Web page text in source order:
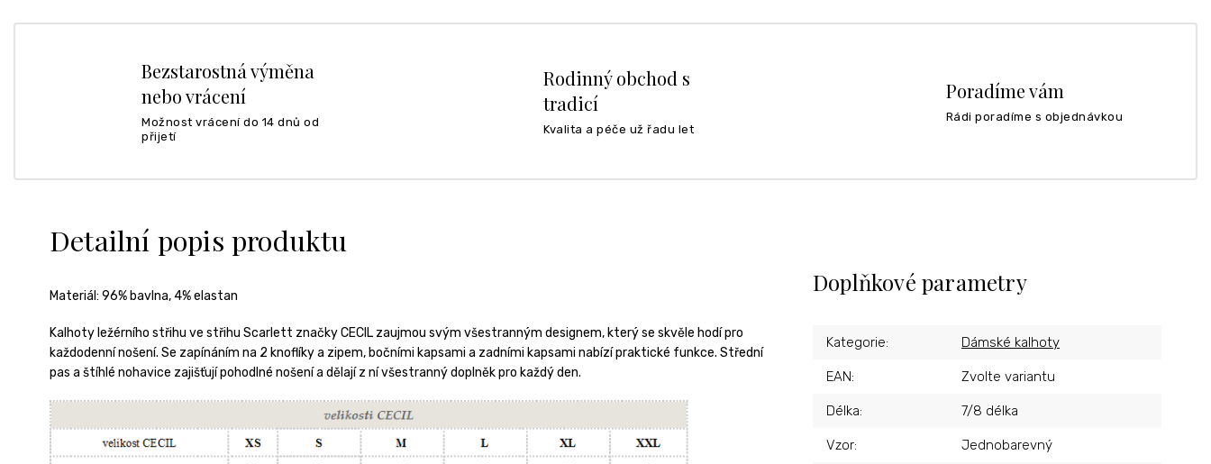
Bezstarostná výměna
nebo vrácení
Možnost vrácení do 14 dnů od
přijetí
Rodinný obchod s
tradicí
Kvalita a péče už řadu let
Poradíme vám
Rádi poradíme s objednávkou
Detailní popis produktu
Materiál: 96% bavlna, 4% elastan
Kalhoty ležérního střihu ve střihu Scarlett značky CECIL zaujmou svým všestranným designem, který se skvěle hodí pro
každodenní nošení. Se zapínáním na 2 knoflíky a zipem, bočními kapsami a zadními kapsami nabízí praktické funkce. Střední
pas a štíhlé nohavice zajišťují pohodlné nošení a dělají z ní všestranný doplněk pro každý den.
Doplňkové parametry
Kategorie: Dámské kalhoty
EAN: Zvolte variantu
Délka: 7/8 délka
Vzor: Jednobarevný